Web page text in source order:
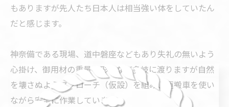
もありますが先人たち日本人は相当強い体をしていたん
だと感じます。
神奈備である現場、道中磐座などもあり失礼の無いよう
心掛け、御用材の重量や形状など多岐に渡りますが自然
を壊さぬようアプローチ（仮設）を組み、運搬車を使い
ながら安全に作業しています。